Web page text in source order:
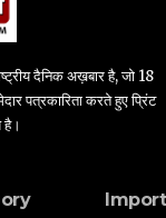
दैनिक अख़बार है, जो 18
पत्रकारिता करते हुए प्रिंट
है।